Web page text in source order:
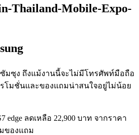
มซุง ถึงแม้งานนี้จะไม่มีโทรศัพท์มือถือ
โมชั่นและของแถมน่าสนใจอยู่ไม่น้อย
edge ลดเหลือ 22,900 บาท จากราคา
ของแถม